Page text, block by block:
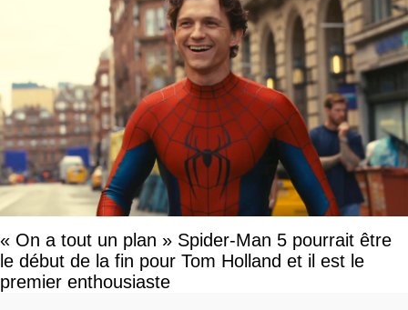
« On a tout un plan » Spider-Man 5 pourrait être
le début de la fin pour Tom Holland et il est le
premier enthousiaste